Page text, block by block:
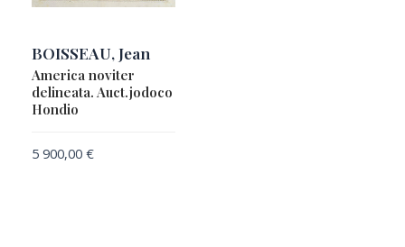
BOISSEAU, Jean
America noviter
delineata. Auct.jodoco
Hondio
5 900,00 €